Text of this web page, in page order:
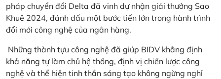
pháp chuyển đổi Delta đã vinh dự nhận giải thưởng Sao
Khuê 2024, đánh dấu một bước tiến lớn trong hành trình
đổi mới công nghệ của ngân hàng.
Những thành tựu công nghệ đã giúp BIDV khẳng định
khả năng tự làm chủ hệ thống, định vị chiến lược công
nghệ và thể hiện tinh thần sáng tạo không ngừng nghỉ